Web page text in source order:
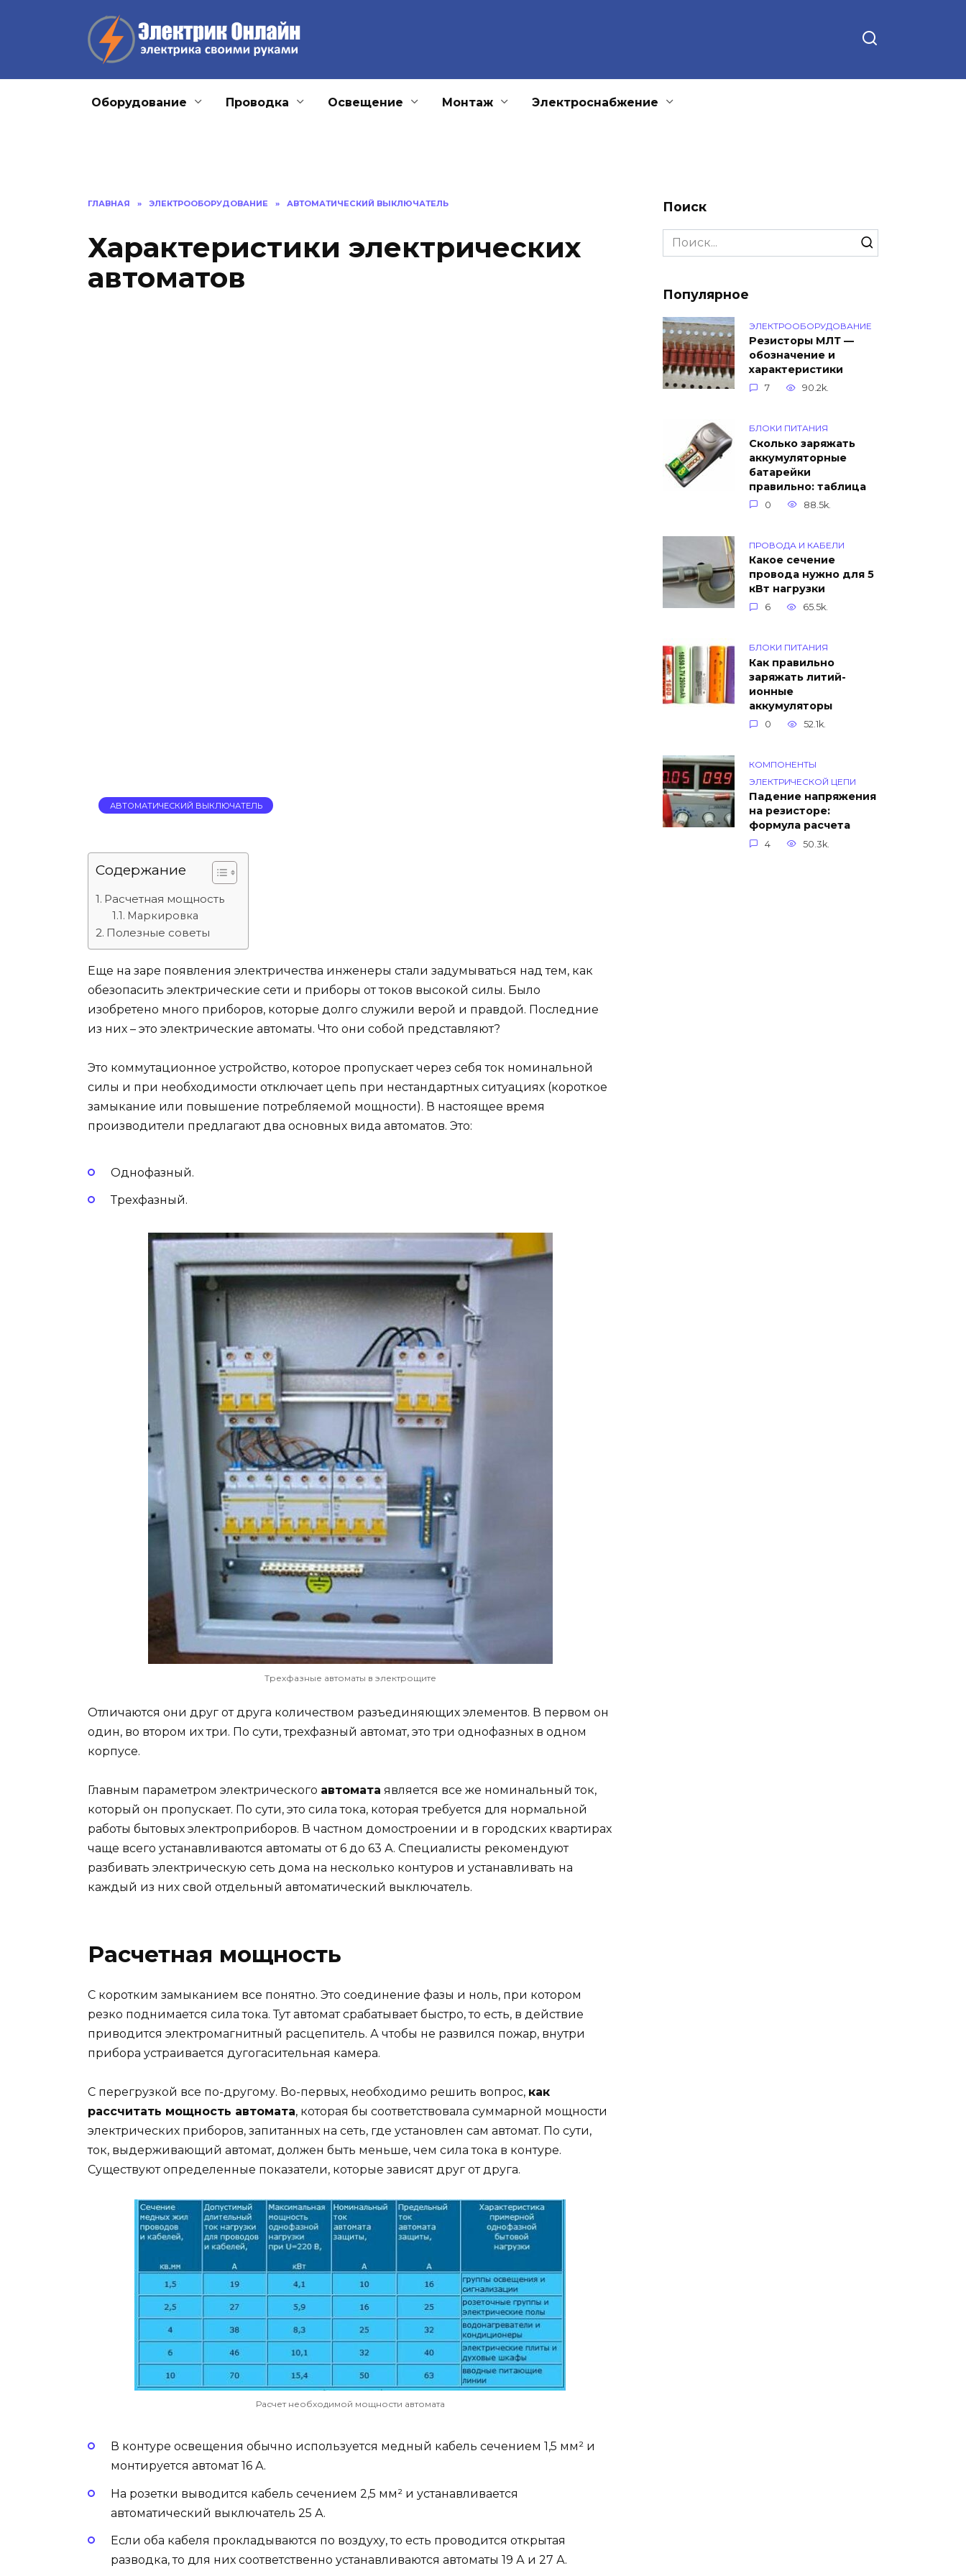
Оборудование Проводка Освещение Монтаж Электроснабжение
ГЛАВНАЯ » ЭЛЕКТРООБОРУДОВАНИЕ » АВТОМАТИЧЕСКИЙ ВЫКЛЮЧАТЕЛЬ
Характеристики электрических
автоматов
АВТОМАТИЧЕСКИЙ ВЫКЛЮЧАТЕЛЬ
Содержание
Расчетная мощность
Маркировка
Полезные советы
Еще на заре появления электричества инженеры стали задумываться над тем, как
обезопасить электрические сети и приборы от токов высокой силы. Было
изобретено много приборов, которые долго служили верой и правдой. Последние
из них – это электрические автоматы. Что они собой представляют?
Это коммутационное устройство, которое пропускает через себя ток номинальной
силы и при необходимости отключает цепь при нестандартных ситуациях (короткое
замыкание или повышение потребляемой мощности). В настоящее время
производители предлагают два основных вида автоматов. Это:
Однофазный.
Трехфазный.
Трехфазные автоматы в электрощите
Отличаются они друг от друга количеством разъединяющих элементов. В первом он
один, во втором их три. По сути, трехфазный автомат, это три однофазных в одном
корпусе.
Главным параметром электрического автомата является все же номинальный ток,
который он пропускает. По сути, это сила тока, которая требуется для нормальной
работы бытовых электроприборов. В частном домостроении и в городских квартирах
чаще всего устанавливаются автоматы от 6 до 63 А. Специалисты рекомендуют
разбивать электрическую сеть дома на несколько контуров и устанавливать на
каждый из них свой отдельный автоматический выключатель.
Расчетная мощность
С коротким замыканием все понятно. Это соединение фазы и ноль, при котором
резко поднимается сила тока. Тут автомат срабатывает быстро, то есть, в действие
приводится электромагнитный расцепитель. А чтобы не развился пожар, внутри
прибора устраивается дугогасительная камера.
С перегрузкой все по-другому. Во-первых, необходимо решить вопрос, как
рассчитать мощность автомата, которая бы соответствовала суммарной мощности
электрических приборов, запитанных на сеть, где установлен сам автомат. По сути,
ток, выдерживающий автомат, должен быть меньше, чем сила тока в контуре.
Существуют определенные показатели, которые зависят друг от друга.
Расчет необходимой мощности автомата
В контуре освещения обычно используется медный кабель сечением 1,5 мм² и
монтируется автомат 16 А.
На розетки выводится кабель сечением 2,5 мм² и устанавливается
автоматический выключатель 25 А.
Если оба кабеля прокладываются по воздуху, то есть проводится открытая
разводка, то для них соответственно устанавливаются автоматы 19 А и 27 А.
Поиск
Search
for:
Популярное
ЭЛЕКТРООБОРУДОВАНИЕ
Резисторы МЛТ —
обозначение и
характеристики
7 90.2k.
БЛОКИ ПИТАНИЯ
Сколько заряжать
аккумуляторные
батарейки
правильно: таблица
0 88.5k.
ПРОВОДА И КАБЕЛИ
Какое сечение
провода нужно для 5
кВт нагрузки
6 65.5k.
БЛОКИ ПИТАНИЯ
Как правильно
заряжать литий-
ионные
аккумуляторы
0 52.1k.
КОМПОНЕНТЫ
ЭЛЕКТРИЧЕСКОЙ ЦЕПИ
Падение напряжения
на резисторе:
формула расчета
4 50.3k.